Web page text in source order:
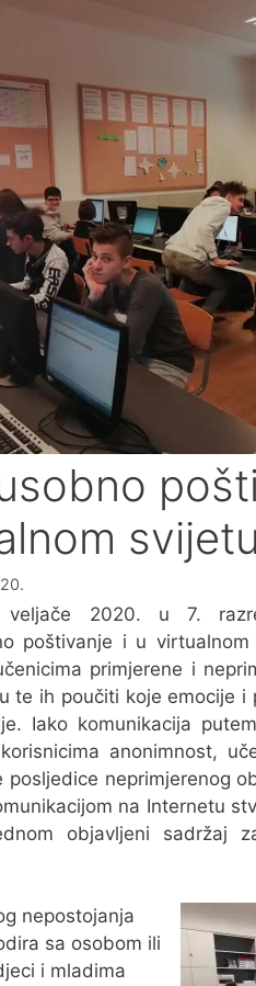
svijetu
veljače 2020. u 7.
poštivanje i u
primjerene i
te ih poučiti koje emocije i
Iako komunikacija
anonimnost,
posljedice neprimjerenog
na Internetu
objavljeni sadržaj
nepostojanja
sa osobom ili
i mladima